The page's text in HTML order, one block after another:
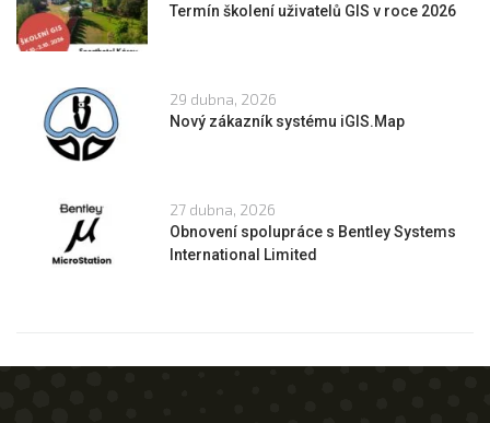
Termín školení uživatelů GIS v roce 2026
29 dubna, 2026
Nový zákazník systému iGIS.Map
27 dubna, 2026
Obnovení spolupráce s Bentley Systems
International Limited